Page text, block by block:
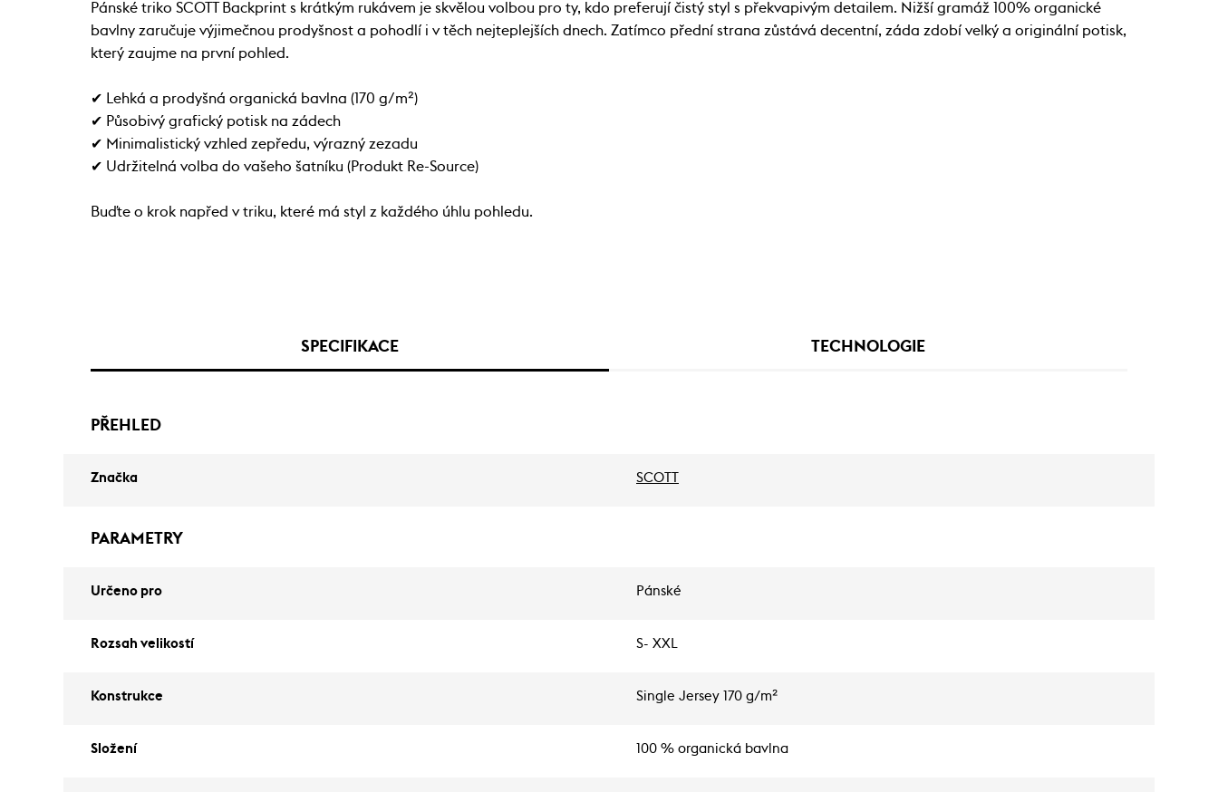
Pánské triko SCOTT Backprint s krátkým rukávem je skvělou volbou pro ty, kdo preferují čistý styl s překvapivým detailem. Nižší gramáž 100% organické
bavlny zaručuje výjimečnou prodyšnost a pohodlí i v těch nejteplejších dnech. Zatímco přední strana zůstává decentní, záda zdobí velký a originální potisk,
který zaujme na první pohled.
✔ Lehká a prodyšná organická bavlna (170 g/m²)
✔ Působivý grafický potisk na zádech
✔ Minimalistický vzhled zepředu, výrazný zezadu
✔ Udržitelná volba do vašeho šatníku (Produkt Re-Source)
Buďte o krok napřed v triku, které má styl z každého úhlu pohledu.
SPECIFIKACE TECHNOLOGIE
PŘEHLED
Značka SCOTT
PARAMETRY
Určeno pro Pánské
Rozsah velikostí S- XXL
Konstrukce Single Jersey 170 g/m²
Složení 100 % organická bavlna